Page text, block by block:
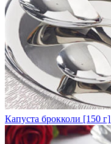
Капуста брокколи [150 г]